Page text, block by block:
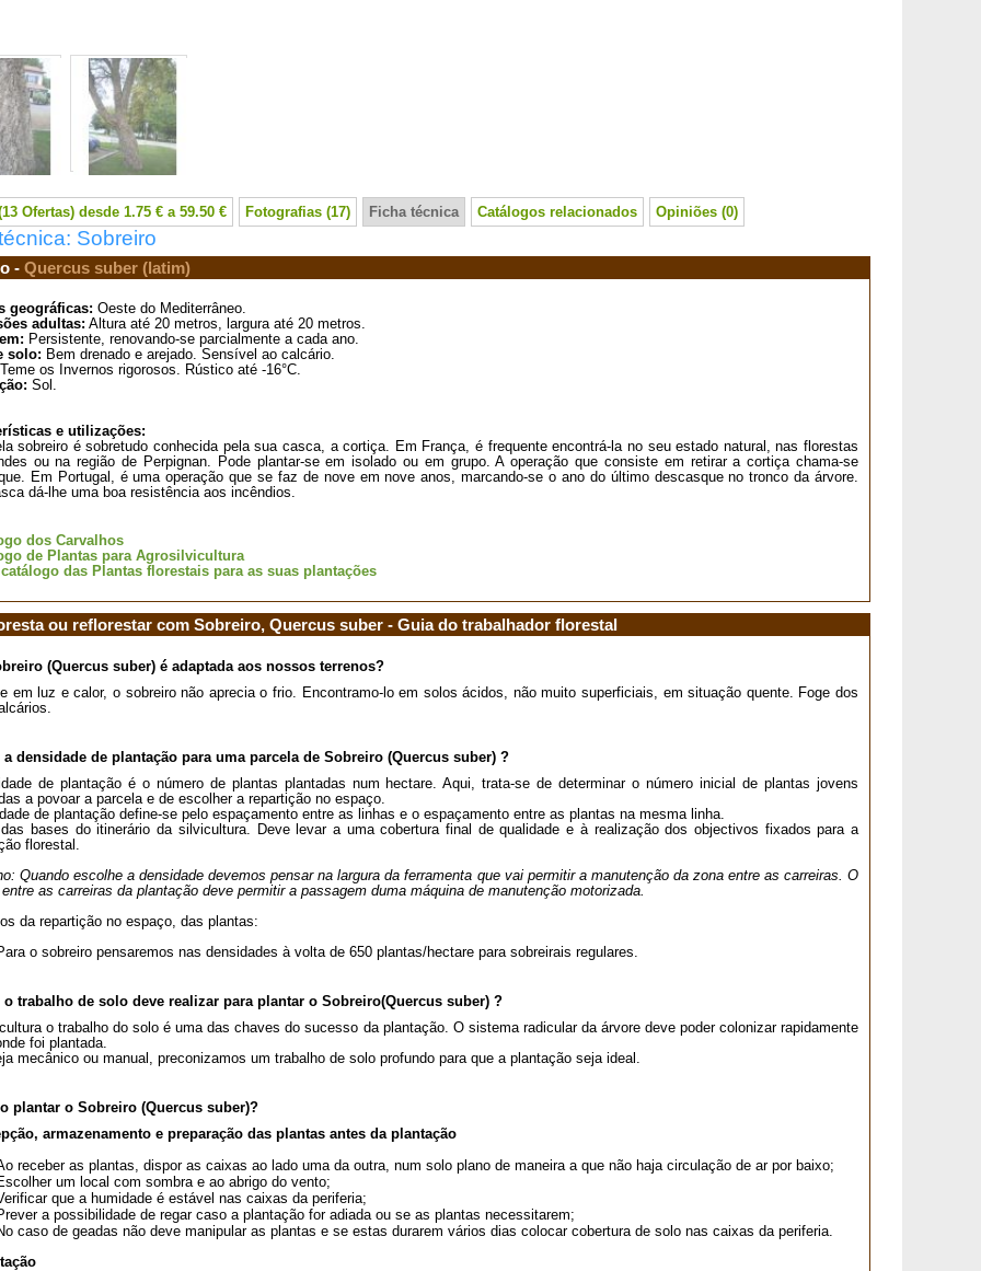
Ofertas) desde 1.75 € a 59.50 € Fotografias (17) Ficha técnica Catálogos relacionados Opiniões (0)
Sobreiro
- Quercus suber (latim)
geográficas: Oeste do Mediterrâneo.
adultas: Altura até 20 metros, largura até 20 metros.
Persistente, renovando-se parcialmente a cada ano.
solo: Bem drenado e arejado. Sensível ao calcário.
Teme os Invernos rigorosos. Rústico até -16°C.
Sol.
e utilizações:
sobreiro é sobretudo conhecida pela sua casca, a cortiça. Em França, é frequente encontrá-la no seu estado natural, nas florestas
ou na região de Perpignan. Pode plantar-se em isolado ou em grupo. A operação que consiste em retirar a cortiça chama-se
Em Portugal, é uma operação que se faz de nove em nove anos, marcando-se o ano do último descasque no tronco da árvore.
dá-lhe uma boa resistência aos incêndios.
dos Carvalhos
de Plantas para Agrosilvicultura
das Plantas florestais para as suas plantações
ou reflorestar com Sobreiro, Quercus suber - Guia do trabalhador florestal
(Quercus suber) é adaptada aos nossos terrenos?
em luz e calor, o sobreiro não aprecia o frio. Encontramo-lo em solos ácidos, não muito superficiais, em situação quente. Foge dos
a densidade de plantação para uma parcela de Sobreiro (Quercus suber) ?
de plantação é o número de plantas plantadas num hectare. Aqui, trata-se de determinar o número inicial de plantas jovens
a povoar a parcela e de escolher a repartição no espaço.
de plantação define-se pelo espaçamento entre as linhas e o espaçamento entre as plantas na mesma linha.
bases do itinerário da silvicultura. Deve levar a uma cobertura final de qualidade e à realização dos objectivos fixados para a
florestal.
Quando escolhe a densidade devemos pensar na largura da ferramenta que vai permitir a manutenção da zona entre as carreiras. O
as carreiras da plantação deve permitir a passagem duma máquina de manutenção motorizada.
da repartição no espaço, das plantas:
o sobreiro pensaremos nas densidades à volta de 650 plantas/hectare para sobreirais regulares.
o trabalho de solo deve realizar para plantar o Sobreiro(Quercus suber) ?
o trabalho do solo é uma das chaves do sucesso da plantação. O sistema radicular da árvore deve poder colonizar rapidamente
foi plantada.
mecânico ou manual, preconizamos um trabalho de solo profundo para que a plantação seja ideal.
plantar o Sobreiro (Quercus suber)?
armazenamento e preparação das plantas antes da plantação
receber as plantas, dispor as caixas ao lado uma da outra, num solo plano de maneira a que não haja circulação de ar por baixo;
um local com sombra e ao abrigo do vento;
que a humidade é estável nas caixas da periferia;
a possibilidade de regar caso a plantação for adiada ou se as plantas necessitarem;
caso de geadas não deve manipular as plantas e se estas durarem vários dias colocar cobertura de solo nas caixas da periferia.